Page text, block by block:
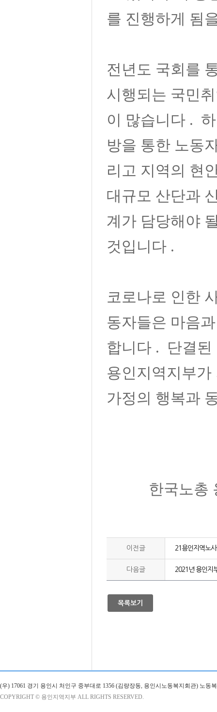
를 진행하게 됨
전년도 국회를
시행되는 국민
이 많습니다 .
방을 통한 노동
리고 지역의 현
대규모 산단과
계가 담당해야
것입니다 .
코로나로 인한
동자들은 마음
합니다 .
단결
용인지역지부
가정의 행복과
한국노총
이전글 21용인지역노
다음글 2021년 용인지
목록보기
(우) 17061 경기 용인시 처인구 중부대로 1356 (김량장동, 용인시노동복지회관) 노동
COPYRIGHT © 용인지역지부 ALL RIGHTS RESERVED.